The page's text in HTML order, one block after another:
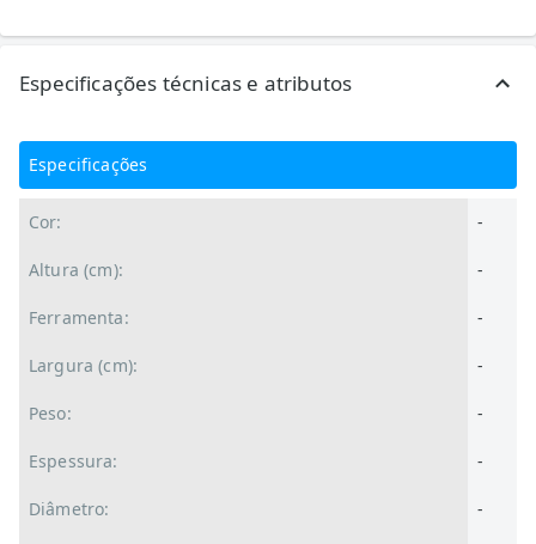
Especificações técnicas e atributos
Especificações
Cor: -
Altura (cm): -
Ferramenta: -
Largura (cm): -
Peso: -
Espessura: -
Diâmetro: -